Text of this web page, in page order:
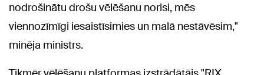
nodrošinātu drošu vēlēšanu norisi, mēs
viennozīmīgi iesaistīsimies un malā nestāvēsim,"
minēja ministrs.